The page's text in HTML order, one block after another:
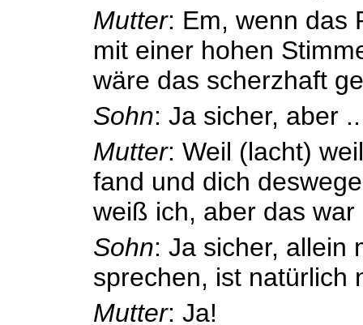
Mutter: Em, wenn das
mit einer hohen
wäre das scherzhaft
Sohn: Ja sicher, aber ..
Mutter: Weil (lacht)
fand und dich
weiß ich, aber das
Sohn: Ja sicher, allein
sprechen, ist natürlich
Mutter: Ja!